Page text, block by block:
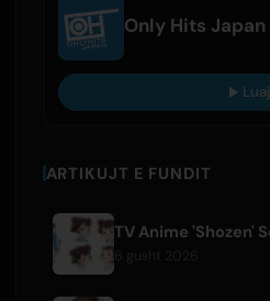
Only Hits Japan
Luaj
ARTIKUJT E FUNDIT